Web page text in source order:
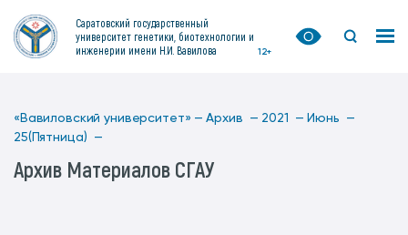
Саратовский государственный
университет генетики, биотехнологии и
инженерии имени Н.И. Вавилова
12+
«Вавиловский университет» — Архив — 2021 — Июнь —
25(Пятница) —
Архив Материалов СГАУ